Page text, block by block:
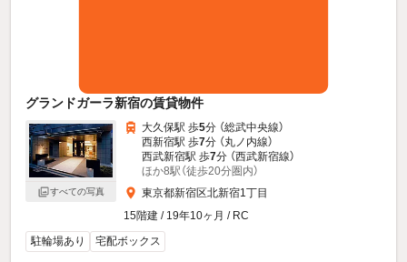
グランドガーラ新宿の賃貸物件
すべての写真
大久保駅 歩5分 （総武中央線）
西新宿駅 歩7分 （丸ノ内線）
西武新宿駅 歩7分 （西武新宿線）
ほか8駅（徒歩20分圏内）
東京都新宿区北新宿1丁目
15階建 / 19年10ヶ月 / RC
駐輪場あり
宅配ボックス